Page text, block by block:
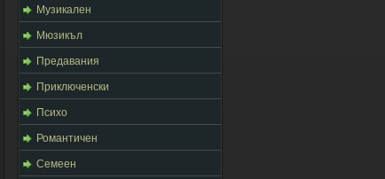
Музикален
Мюзикъл
Предавания
Приключенски
Психо
Романтичен
Семеен